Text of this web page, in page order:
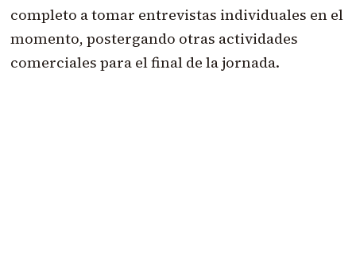
completo a tomar entrevistas individuales en el
momento, postergando otras actividades
comerciales para el final de la jornada.